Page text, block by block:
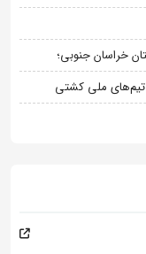
خراسان جنوبی؛
تیم‌های ملی کشتی